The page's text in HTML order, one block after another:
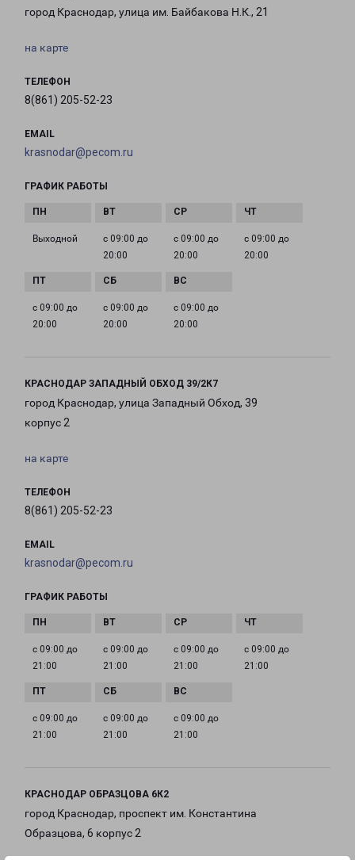
город Краснодар, улица им. Байбакова Н.К., 21
на карте
ТЕЛЕФОН
8(861) 205-52-23
EMAIL
krasnodar@pecom.ru
ГРАФИК РАБОТЫ
Выходной
с 09:00 до
20:00
с 09:00 до
20:00
с 09:00 до
20:00
с 09:00 до
20:00
с 09:00 до
20:00
с 09:00 до
20:00
КРАСНОДАР ЗАПАДНЫЙ ОБХОД 39/2К7
город Краснодар, улица Западный Обход, 39
корпус 2
на карте
ТЕЛЕФОН
8(861) 205-52-23
EMAIL
krasnodar@pecom.ru
ГРАФИК РАБОТЫ
с 09:00 до
21:00
с 09:00 до
21:00
с 09:00 до
21:00
с 09:00 до
21:00
с 09:00 до
21:00
с 09:00 до
21:00
с 09:00 до
21:00
КРАСНОДАР ОБРАЗЦОВА 6К2
город Краснодар, проспект им. Константина
Образцова, 6 корпус 2